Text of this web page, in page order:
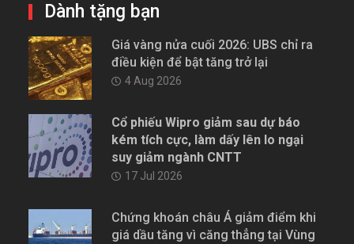
Dành tặng bạn
Giá vàng nửa cuối 2026: UBS chỉ ra
điều kiện để bật tăng trở lại
4 Aug 2026
Cổ phiếu Wipro giảm sau dự báo
kém tích cực, làm dấy lên lo ngại
suy giảm ngành CNTT
17 Jul 2026
Chứng khoán châu Á giảm điểm khi
giá dầu tăng vì căng thẳng tại Vùng